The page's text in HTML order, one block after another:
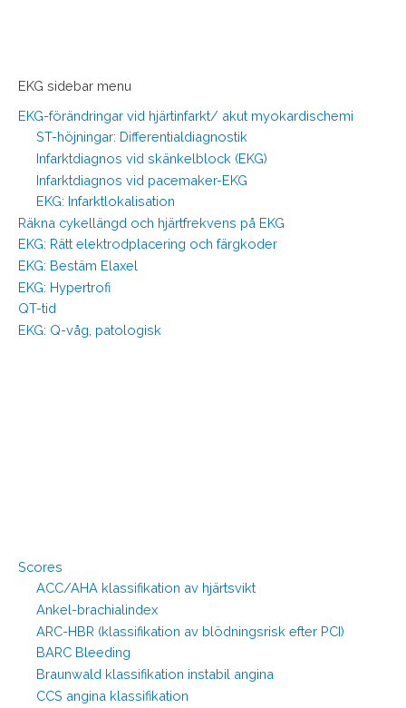
EKG sidebar menu
EKG-förändringar vid hjärtinfarkt/ akut myokardischemi
ST-höjningar: Differentialdiagnostik
Infarktdiagnos vid skänkelblock (EKG)
Infarktdiagnos vid pacemaker-EKG
EKG: Infarktlokalisation
Räkna cykellängd och hjärtfrekvens på EKG
EKG: Rätt elektrodplacering och färgkoder
EKG: Bestäm Elaxel
EKG: Hypertrofi
QT-tid
EKG: Q-våg, patologisk
Scores
ACC/AHA klassifikation av hjärtsvikt
Ankel-brachialindex
ARC-HBR (klassifikation av blödningsrisk efter PCI)
BARC Bleeding
Braunwald klassifikation instabil angina
CCS angina klassifikation